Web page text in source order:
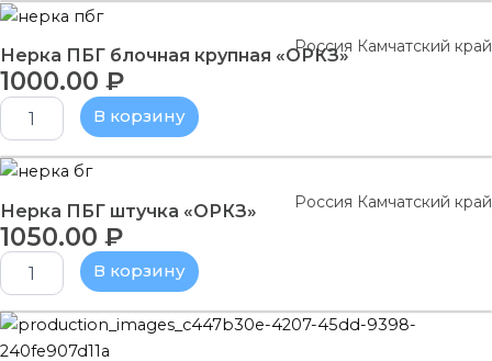
Россия Камчатский край
Нерка ПБГ блочная крупная «ОРКЗ»
1000.00 ₽
Количество
Нерка
ПБГ
блочная
крупная
"ОРКЗ"
В корзину
Россия Камчатский край
Нерка ПБГ штучка «ОРКЗ»
1050.00 ₽
Количество
Нерка
ПБГ
штучка
"ОРКЗ"
В корзину
Количество
товара